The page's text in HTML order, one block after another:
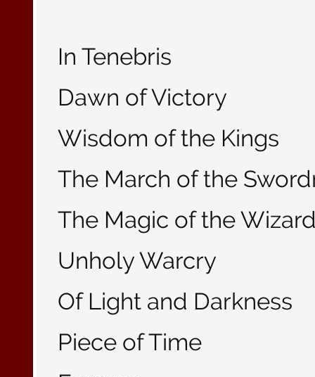
In Tenebris
Dawn of Victory
Wisdom of the Kings
The March of the
The Magic of the
Unholy Warcry
Of Light and Darkness
Piece of Time